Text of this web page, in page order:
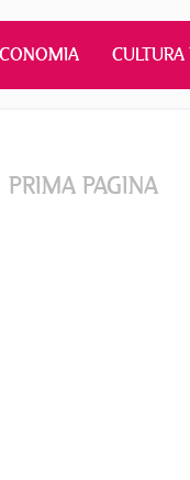
PRIMA PAGINA